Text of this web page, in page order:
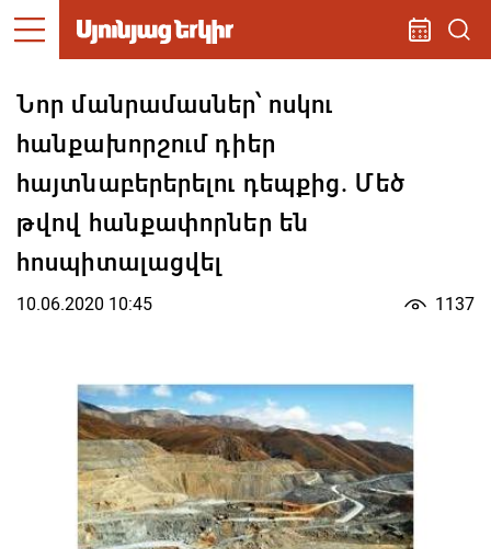
Նոր մանրամասներ՝ ոսկու
հանքախորշում դիեր
հայտնաբերերելու դեպքից. Մեծ
թվով հանքափորներ են
հոսպիտալացվել
10.06.2020 10:45 1137